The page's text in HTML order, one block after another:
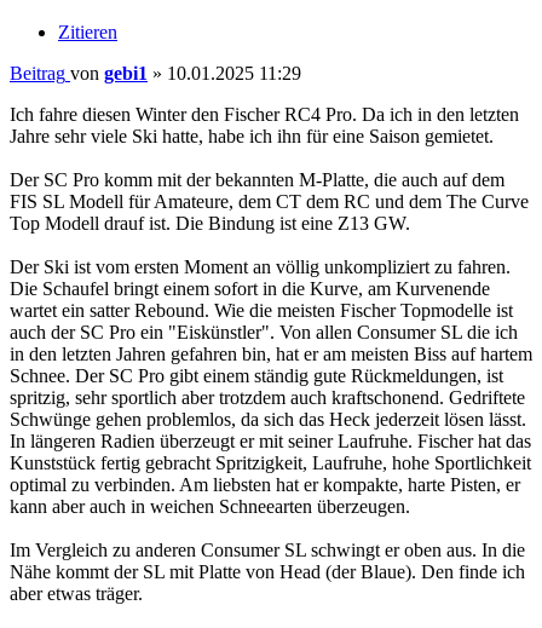
Zitieren
Beitrag von gebi1 » 10.01.2025 11:29
Ich fahre diesen Winter den Fischer RC4 Pro. Da ich in den letzten
Jahre sehr viele Ski hatte, habe ich ihn für eine Saison gemietet.
Der SC Pro komm mit der bekannten M-Platte, die auch auf dem
FIS SL Modell für Amateure, dem CT dem RC und dem The Curve
Top Modell drauf ist. Die Bindung ist eine Z13 GW.
Der Ski ist vom ersten Moment an völlig unkompliziert zu fahren.
Die Schaufel bringt einem sofort in die Kurve, am Kurvenende
wartet ein satter Rebound. Wie die meisten Fischer Topmodelle ist
auch der SC Pro ein "Eiskünstler". Von allen Consumer SL die ich
in den letzten Jahren gefahren bin, hat er am meisten Biss auf hartem
Schnee. Der SC Pro gibt einem ständig gute Rückmeldungen, ist
spritzig, sehr sportlich aber trotzdem auch kraftschonend. Gedriftete
Schwünge gehen problemlos, da sich das Heck jederzeit lösen lässt.
In längeren Radien überzeugt er mit seiner Laufruhe. Fischer hat das
Kunststück fertig gebracht Spritzigkeit, Laufruhe, hohe Sportlichkeit
optimal zu verbinden. Am liebsten hat er kompakte, harte Pisten, er
kann aber auch in weichen Schneearten überzeugen.
Im Vergleich zu anderen Consumer SL schwingt er oben aus. In die
Nähe kommt der SL mit Platte von Head (der Blaue). Den finde ich
aber etwas träger.